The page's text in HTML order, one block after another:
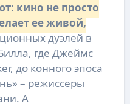
кино не просто
ее живой,
дуэлей в
где Джеймс
до конного эпоса
– режиссеры
А